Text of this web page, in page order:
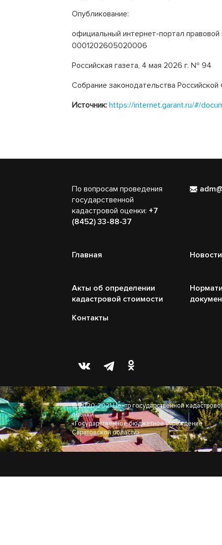
Опубликование:
официальный интернет-портал
0001202605020006
Российская газета, 4 мая 2026 г. № 94
Собрание законодательства
Источник: https://internet.garant.ru/#/
По вопросам проведения
государственной
кадастровой оценки: +7
(8452) 33-88-37
Главная Новости
Акты об определении
кадастровой стоимости
Контакты
© 2020-2021 Центр государственной
оценки
«Государственное бюджетное учреждение
Саратовской области»